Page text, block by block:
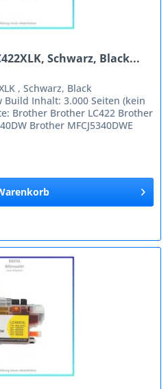
Schwarz, Black...
, Schwarz, Black
Inhalt: 3.000 Seiten (kein
Brother Brother LC422 Brother
Brother MFCJ5340DWE